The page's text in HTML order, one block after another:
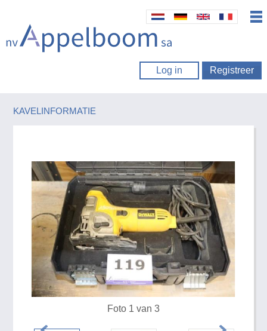
Log in Registreer
KAVELINFORMATIE
Foto 1 van 3